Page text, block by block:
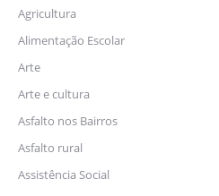
Agricultura
Alimentação Escolar
Arte
Arte e cultura
Asfalto nos Bairros
Asfalto rural
Assistência Social